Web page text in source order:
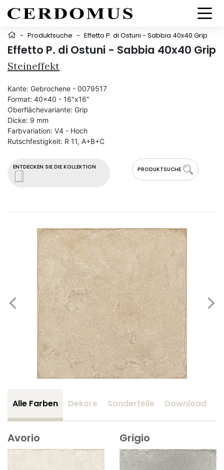
- Produktsuche - Effetto P. di Ostuni - Sabbia 40x40 Grip
Effetto P. di Ostuni - Sabbia 40x40 Grip
Steineffekt
ENTDECKEN SIE DIE KOLLEKTION PRODUKTSUCHE
Kante: Gebrochene - 0079517
Format: 40x40 - 16"x16"
Oberflächevariante: Grip
Dicke: 9 mm
Farbvariation: V4 - Hoch
Rutschfestigkeit: R 11, A+B+C
Alle Farben Dekore Sonderteile Download
Avorio Grigio